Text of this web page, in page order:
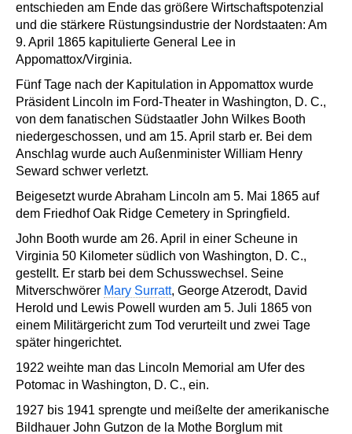
entschieden am Ende das größere Wirtschaftspotenzial
und die stärkere Rüstungsindustrie der Nordstaaten: Am
9. April 1865 kapitulierte General Lee in
Appomattox/Virginia.
Fünf Tage nach der Kapitulation in Appomattox wurde
Präsident Lincoln im Ford-Theater in Washington, D. C.,
von dem fanatischen Südstaatler John Wilkes Booth
niedergeschossen, und am 15. April starb er. Bei dem
Anschlag wurde auch Außenminister William Henry
Seward schwer verletzt.
Beigesetzt wurde Abraham Lincoln am 5. Mai 1865 auf
dem Friedhof Oak Ridge Cemetery in Springfield.
John Booth wurde am 26. April in einer Scheune in
Virginia 50 Kilometer südlich von Washington, D. C.,
gestellt. Er starb bei dem Schusswechsel. Seine
Mitverschwörer Mary Surratt, George Atzerodt, David
Herold und Lewis Powell wurden am 5. Juli 1865 von
einem Militärgericht zum Tod verurteilt und zwei Tage
später hingerichtet.
1922 weihte man das Lincoln Memorial am Ufer des
Potomac in Washington, D. C., ein.
1927 bis 1941 sprengte und meißelte der amerikanische
Bildhauer John Gutzon de la Mothe Borglum mit